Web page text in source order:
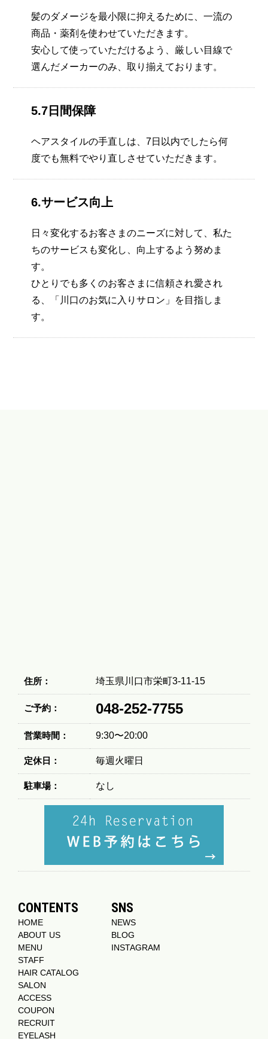
髪のダメージを最小限に抑えるために、一流の
商品・薬剤を使わせていただきます。
安心して使っていただけるよう、厳しい目線で
選んだメーカーのみ、取り揃えております。
5.7日間保障
ヘアスタイルの手直しは、7日以内でしたら何
度でも無料でやり直しさせていただきます。
6.サービス向上
日々変化するお客さまのニーズに対して、私た
ちのサービスも変化し、向上するよう努めま
す。
ひとりでも多くのお客さまに信頼され愛され
る、「川口のお気に入りサロン」を目指しま
す。
住所： 埼玉県川口市栄町3-11-15
ご予約： 048-252-7755
営業時間： 9:30〜20:00
定休日： 毎週火曜日
駐車場： なし
CONTENTS
HOME
ABOUT US
MENU
STAFF
HAIR CATALOG
SALON
ACCESS
COUPON
RECRUIT
EYELASH
SNS
NEWS
BLOG
INSTAGRAM